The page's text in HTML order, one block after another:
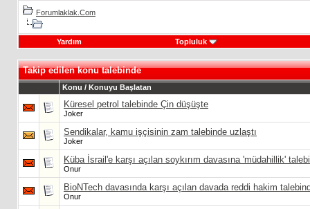
Forumlaklak.Com
Yardım Topluluk
Takip edilen konu talebinde
Konu / Konuyu Başlatan
Küresel petrol talebinde Çin düşüşte
Joker
Sendikalar, kamu işçisinin zam talebinde uzlaştı
Joker
Küba İsrail'e karşı açılan soykırım davasına 'müdahillik'
Onur
BioNTech davasında karşı açılan davada reddi hakim
Onur